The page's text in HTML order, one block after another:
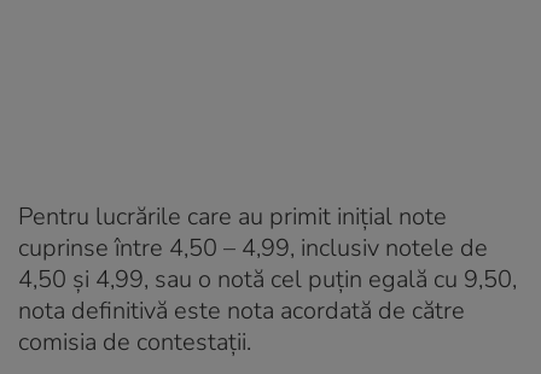
Pentru lucrările care au primit iniţial note
cuprinse între 4,50 – 4,99, inclusiv notele de
4,50 şi 4,99, sau o notă cel puţin egală cu 9,50,
nota definitivă este nota acordată de către
comisia de contestaţii.